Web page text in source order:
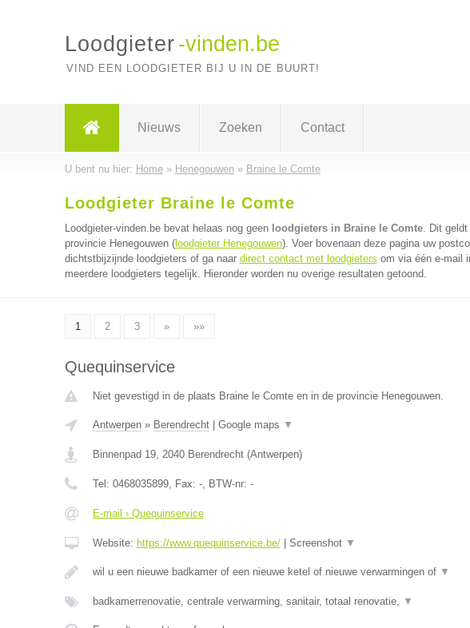
Loodgieter -vinden.be
VIND EEN LOODGIETER BIJ U IN DE BUURT!
Nieuws Zoeken Contact
U bent nu hier: Home» Henegouwen» Braine le Comte
Loodgieter Braine le Comte
Loodgieter-vinden.be bevat helaas nog geen loodgieters in Braine le Comte. Dit geldt
provincie Henegouwen (loodgieter Henegouwen). Voer bovenaan deze pagina uw
dichtstbijzijnde loodgieters of ga naar direct contact met loodgieters om via één e-mail
meerdere loodgieters tegelijk. Hieronder worden nu overige resultaten getoond.
1 2 3 » »»
Quequinservice
Niet gevestigd in de plaats Braine le Comte en in de provincie Henegouwen.
Antwerpen» Berendrecht| Google maps ▼
Binnenpad 19, 2040 Berendrecht(Antwerpen)
Tel: 0468035899, Fax: -, BTW-nr: -
E-mail › Quequinservice
Website: https://www.quequinservice.be/| Screenshot ▼
wil u een nieuwe badkamer of een nieuwe ketel of nieuwe verwarmingen of ▼
badkamerrenovatie, centrale verwarming, sanitair, totaal renovatie, ▼